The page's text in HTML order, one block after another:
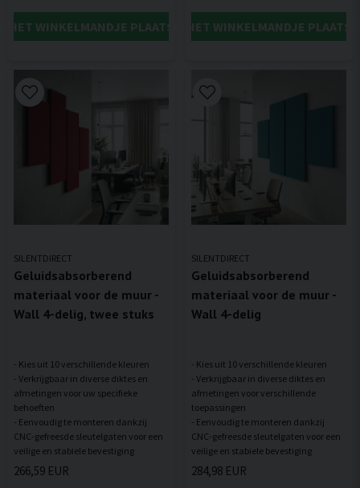
HET WINKELMANDJE PLAATSENIN HET WINKELMANDJE
SILENTDIRECT
Geluidsabsorberend
materiaal voor de muur -
Wall 4-delig, twee stuks
- Kies uit 10 verschillende kleuren
- Verkrijgbaar in diverse diktes en
afmetingen voor uw specifieke
behoeften
- Eenvoudig te monteren dankzij
CNC-gefreesde sleutelgaten voor een
266,59 EUR
SILENTDIRECT
Geluidsabsorberend
materiaal voor de muur -
Wall 4-delig
- Kies uit 10 verschillende kleuren
- Verkrijgbaar in diverse diktes en
afmetingen voor verschillende
toepassingen
- Eenvoudig te monteren dankzij
CNC-gefreesde sleutelgaten voor een
284,98 EUR